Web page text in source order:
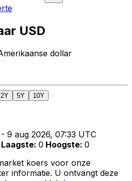
USD
dollar
2Y 5Y 10Y
9 aug 2026, 07:33 UTC
Laagste: 0 Hoogste: 0
koers voor onze
informatie. U ontvangt deze